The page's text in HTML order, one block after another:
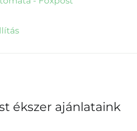
ékszer ajánlataink